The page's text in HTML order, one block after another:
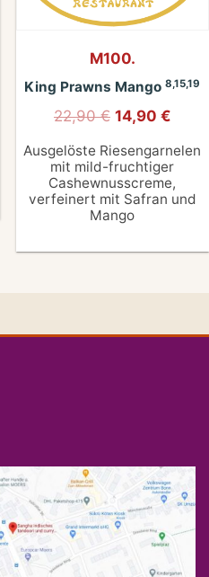
M100.
King Prawns Mango8,15,19
22,90€ 14,90 €
Ausgelöste Riesengarnelen
mit mild-fruchtiger
Cashewnusscreme,
verfeinert mit Safran und
Mango